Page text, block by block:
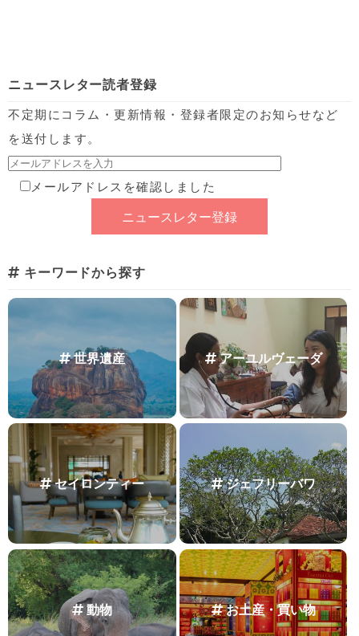
ニュースレター読者登録
不定期にコラム・更新情報・登録者限定のお知らせなど
を送付します。
メールアドレスを確認しました
キーワードから探す
世界遺産 アーユルヴェーダ
セイロンティー ジェフリーバワ
動物 お土産・買い物